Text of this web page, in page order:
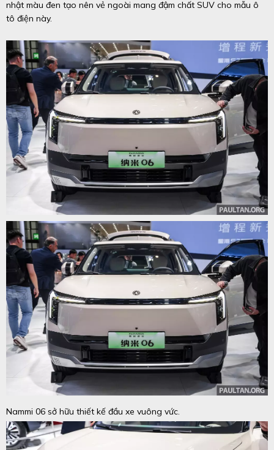
nhật màu đen tạo nên vẻ ngoài mang đậm chất SUV cho mẫu ô
tô điện này.
Nammi 06 sở hữu thiết kế đầu xe vuông vức.